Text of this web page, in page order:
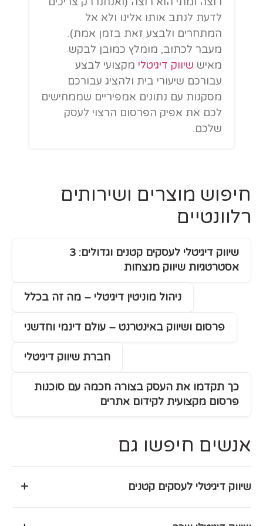
לדעת לנתב אותו אלינו ולא אל
המתחרים ולבצע זאת בזמן אמת).
מעבר לכתוב, מומלץ כמובן לבקש
מאיש שיווק דיגיטלי מקצועי לבצע
עבורכם שיעורי בית ולהציג עבורכם
מסקנות עם נתונים אמפיריים שממחישים
לכם את אפיק הפרסום הרצוי לעסק
שלכם.
חיפוש מוצרים ושירותים
רלוונטיים
שיווק דיגיטלי לעסקים קטנים וגדולים: 3
אסטרטגיות שיווק מנצחות
ניהול מוניטין דיגיטלי – מה זה בכלל
פרסום ושיווק באינטרנט – עולם דינמי וחדשני
חברת שיווק דיגיטלי
כך תקדמו את העסק בצורה חכמה עם סוכנות
פרסום מקצועית לקידום אתרים
אנשים חיפשו גם
שיווק דיגיטלי לעסקים קטנים +